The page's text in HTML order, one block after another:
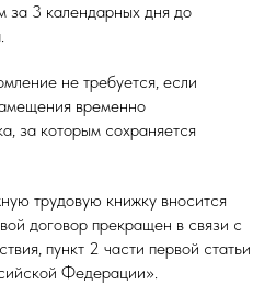
за 3 календарных дня до
не требуется, если
временно
за которым сохраняется
трудовую книжку вносится
договор прекращен в связи с
пункт 2 части первой статьи
Федерации».